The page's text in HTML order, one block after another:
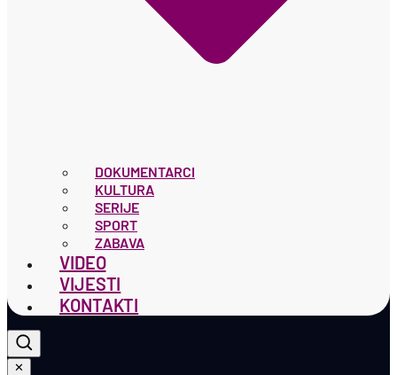
DOKUMENTARCI
KULTURA
SERIJE
SPORT
ZABAVA
VIDEO
VIJESTI
KONTAKTI
✕